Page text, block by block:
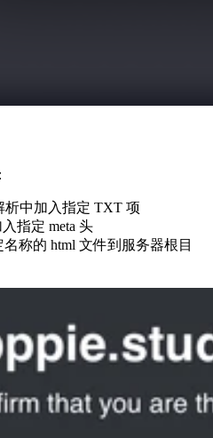
析中加入指定 TXT 项
指定 meta 头
称的 html 文件到服务器根目